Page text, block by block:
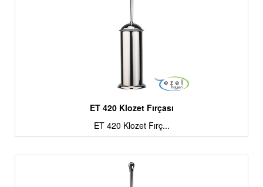
ET 420 Klozet Fırçası
ET 420 Klozet Fırç...